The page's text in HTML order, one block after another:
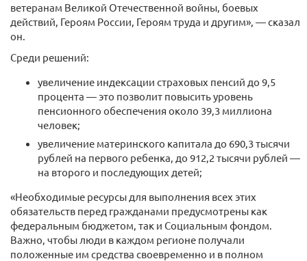
ветеранам Великой Отечественной войны, боевых
действий, Героям России, Героям труда и другим», — сказал
он.
Среди решений:
увеличение индексации страховых пенсий до 9,5
процента — это позволит повысить уровень
пенсионного обеспечения около 39,3 миллиона
человек;
увеличение материнского капитала до 690,3 тысячи
рублей на первого ребенка, до 912,2 тысячи рублей —
на второго и последующих детей;
«Необходимые ресурсы для выполнения всех этих
обязательств перед гражданами предусмотрены как
федеральным бюджетом, так и Социальным фондом.
Важно, чтобы люди в каждом регионе получали
положенные им средства своевременно и в полном